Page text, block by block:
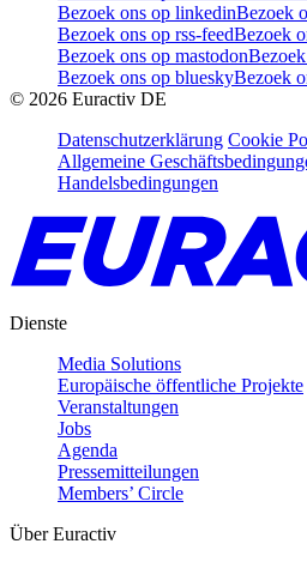
Bezoek ons op linkedinBezoek
Bezoek ons op rss-feedBezoek
Bezoek ons op mastodon
Bezoek ons op blueskyBezoek
© 2026 Euractiv DE
Datenschutzerklärung Cookie
Allgemeine
Handelsbedingungen
Dienste
Media Solutions
Europäische öffentliche Projekte
Veranstaltungen
Jobs
Agenda
Pressemitteilungen
Members’ Circle
Über Euractiv